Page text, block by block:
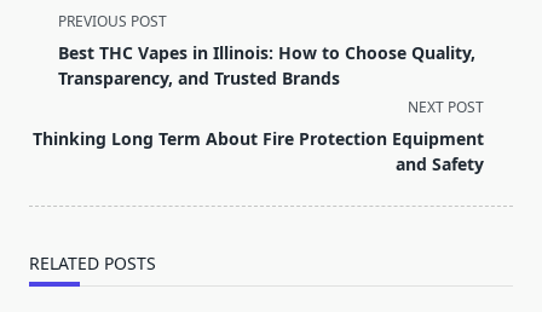
<span
class="nav-
subtitle
reader-
PREVIOUS POST
Best THC Vapes in Illinois: How to Choose Quality,
Transparency, and Trusted Brands
NEXT POST
Thinking Long Term About Fire Protection Equipment
and Safety
RELATED POSTS